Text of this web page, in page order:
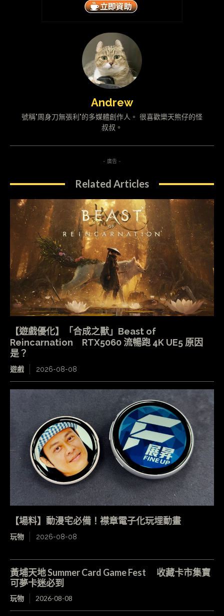
Andrew
號稱"周身刀無張利"的多媒體創作人。 很喜歡樂天熊仔的怪
叔叔。
- 廣告 -
Related Articles
【遊戲優化】「合成之獸」Beast of
Reincarnation RTX5060 流暢跑 4K UE5 原因
是？
遊戲 2026-08-08
【場料】動漫宅必備！襟章電子化玩埋動畫
玩物 2026-08-08
黃埔天地 Summer Card Game Fest 收藏卡市集寶
可夢卡迷必到
玩物 2026-08-08